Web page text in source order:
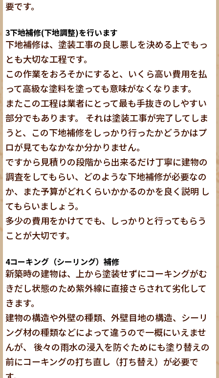
要です。
3下地補修(下地調整)を行います
下地補修は、塗装工事の良し悪しを決める上でもっ
とも大切な工程です。
この作業をおろそかにすると、いくら高い費用を払
って高級な塗料を塗っても意味がなくなります。
またこの工程は業者にとって最も手抜きのしやすい
部分でもあります。 それは塗装工事が完了してしま
うと、この下地補修をしっかり行ったかどうかはプ
ロが見てもなかなか分かりません。
ですから見積りの段階から出来るだけ丁寧に建物の
調査をしてもらい、どのような下地補修が必要なの
か、また予算がどれくらいかかるのかを良く説明 し
てもらいましょう。
多少の費用をかけてでも、しっかりと行ってもらう
ことが大切です。
4コーキング（シーリング）補修
新築時の建物は、上から塗装せずにコーキングがむ
きだし状態のため紫外線に直接さらされて劣化して
きます。
建物の構造や外壁の種類、外壁目地の構造、シーリ
ング材の種類などによって違うので一概にいえませ
んが、 後々の雨水の浸入を防ぐためにも塗り替えの
前にコーキングの打ち直し（打ち替え）が必要で